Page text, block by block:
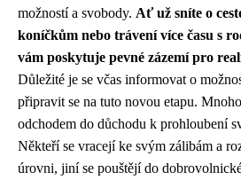
možností a svobody. Ať už sníte o
koníčkům nebo trávení více času s
vám poskytuje pevné zázemí pro
Důležité je se včas informovat o
připravit se na tuto novou etapu.
odchodem do důchodu k prohloubení
Někteří se vracejí ke svým zálibám a
úrovni, jiní se pouštějí do